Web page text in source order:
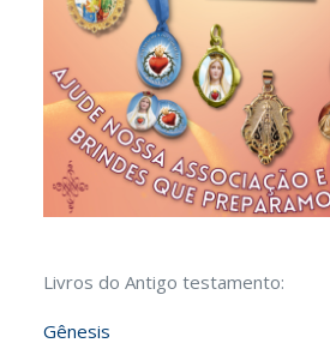
Livros do Antigo testamento:
Gênesis